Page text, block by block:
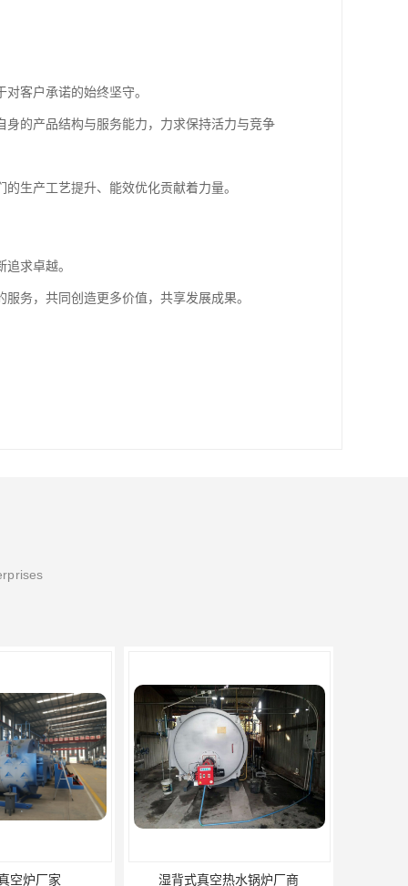
客户承诺的始终坚守。
的产品结构与服务能力，力求保持活力与竞争
生产工艺提升、能效优化贡献着力量。
求卓越。
务，共同创造更多价值，共享发展成果。
真空热水锅炉厂商